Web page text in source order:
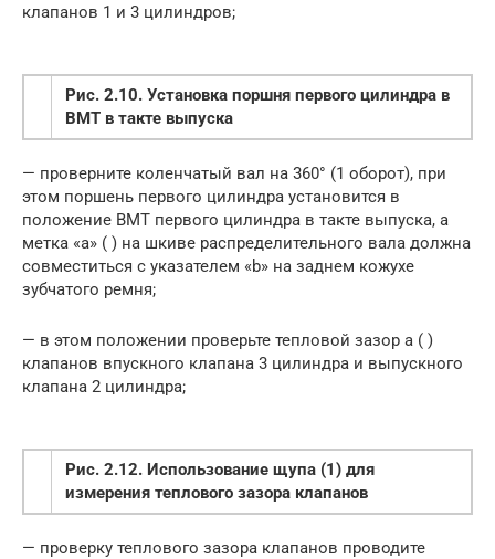
клапанов 1 и 3 цилиндров;
Рис. 2.10. Установка поршня первого цилиндра в
ВМТ в такте выпуска
— проверните коленчатый вал на 360° (1 оборот), при
этом поршень первого цилиндра установится в
положение ВМТ первого цилиндра в такте выпуска, а
метка «а» ( ) на шкиве распределительного вала должна
совместиться с указателем «b» на заднем кожухе
зубчатого ремня;
— в этом положении проверьте тепловой зазор а ( )
клапанов впускного клапана 3 цилиндра и выпускного
клапана 2 цилиндра;
Рис. 2.12. Использование щупа (1) для
измерения теплового зазора клапанов
— проверку теплового зазора клапанов проводите